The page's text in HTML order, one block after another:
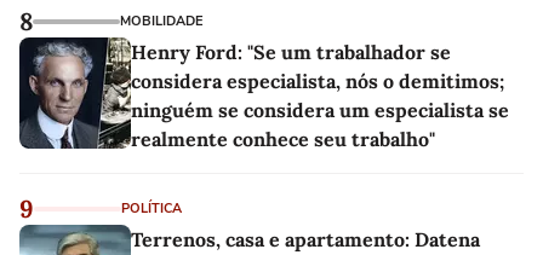
8 MOBILIDADE
Henry Ford: "Se um trabalhador se
considera especialista, nós o demitimos;
ninguém se considera um especialista se
realmente conhece seu trabalho"
9 POLÍTICA
Terrenos, casa e apartamento: Datena